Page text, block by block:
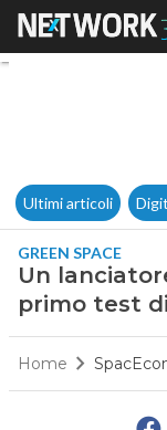
Ultimi articoli
GREEN SPACE
Un
primo test
Home